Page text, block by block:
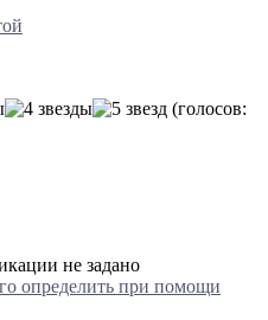
(голосов:
определить при помощи